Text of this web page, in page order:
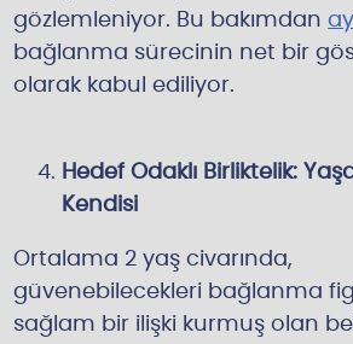
gözlemleniyor. Bu bakımdan
bağlanma sürecinin net bir
olarak kabul ediliyor.
Hedef Odaklı Birliktelik:
Kendisi
Ortalama 2 yaş civarında,
güvenebilecekleri bağlanma
sağlam bir ilişki kurmuş olan